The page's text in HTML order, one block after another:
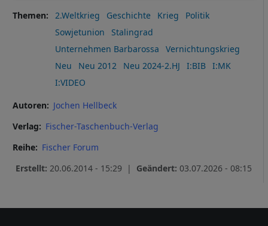
Themen 2.Weltkrieg Geschichte Krieg
Politik
Sowjetunion
Stalingrad
Unternehmen Barbarossa
Vernichtungskrieg
Neu
Neu 2012 Neu 2024-2.HJ I:BIB
I:MK
I:VIDEO
Autoren
Jochen Hellbeck
Verlag
Fischer-Taschenbuch-Verlag
Reihe
Fischer Forum
Erstellt: 20.06.2014 - 15:29 | Geändert: 03.07.2026 - 08:15